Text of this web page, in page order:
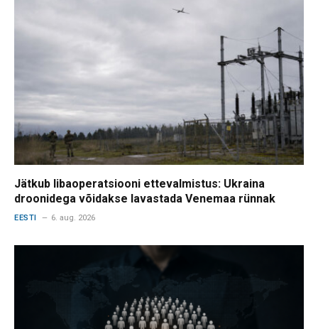
Jätkub libaoperatsiooni ettevalmistus: Ukraina
droonidega võidakse lavastada Venemaa rünnak
EESTI 6. aug. 2026